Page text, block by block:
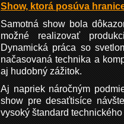
Show, ktorá posúva
Samotná show bola
možné realizovať
Dynamická práca so
načasovaná technika a
aj hudobný zážitok.
Aj napriek náročným
show pre desaťtisíce
vysoký štandard